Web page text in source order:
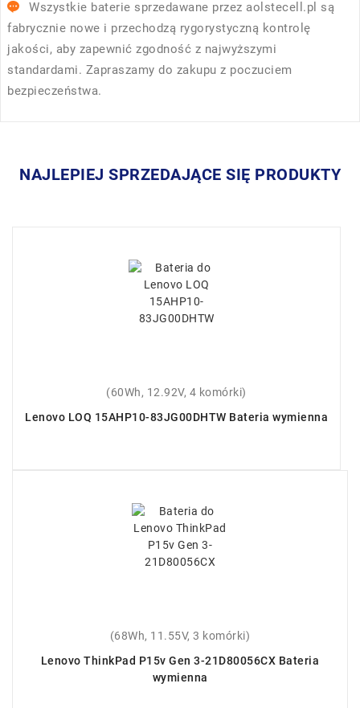
Wszystkie baterie sprzedawane przez aolstecell.pl są
fabrycznie nowe i przechodzą rygorystyczną kontrolę
jakości, aby zapewnić zgodność z najwyższymi
standardami. Zapraszamy do zakupu z poczuciem
bezpieczeństwa.
NAJLEPIEJ SPRZEDAJĄCE SIĘ PRODUKTY
(60Wh, 12.92V, 4 komórki)
Lenovo LOQ 15AHP10-83JG00DHTW Bateria wymienna
(68Wh, 11.55V, 3 komórki)
Lenovo ThinkPad P15v Gen 3-21D80056CX Bateria
wymienna